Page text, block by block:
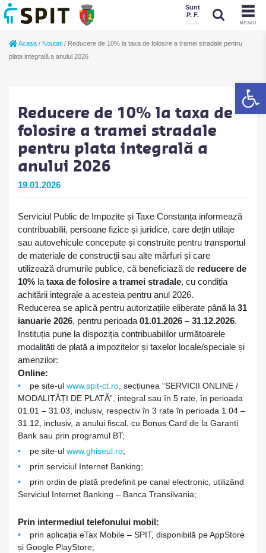
MENIU
Sunt
P. F.
P. J.
Acasa / Noutati / Reducere de 10% la taxa de folosire a tramei stradale pentru
plata integrală a anului 2026
Reducere de 10% la taxa de
folosire a tramei stradale
pentru plata integrală a
anului 2026
19.01.2026
Serviciul Public de Impozite și Taxe Constanța informează
contribuabilii, persoane fizice și juridice, care dețin utilaje
sau autovehicule concepute și construite pentru transportul
de materiale de construcții sau alte mărfuri și care
utilizează drumurile publice, că beneficiază de reducere de
10% la taxa de folosire a tramei stradale, cu condiția
achitării integrale a acesteia pentru anul 2026.
Reducerea se aplică pentru autorizațiile eliberate până la 31
ianuarie 2026, pentru perioada 01.01.2026 – 31.12.2026.
Instituția pune la dispoziția contribuabililor următoarele
modalități de plată a impozitelor și taxelor locale/speciale și
amenzilor:
Online:
pe site-ul www.spit-ct.ro , secțiunea “SERVICII ONLINE /
MODALITĂȚI DE PLATĂ”, integral sau în 5 rate, în perioada
01.01 – 31.03, inclusiv, respectiv în 3 rate în perioada 1.04 –
31.12, inclusiv, a anului fiscal, cu Bonus Card de la Garanti
Bank sau prin programul BT;
pe site-ul www.ghiseul.ro;
prin serviciul Internet Banking;
prin ordin de plată predefinit pe canal electronic, utilizând
Serviciul Internet Banking – Banca Transilvania;
Prin intermediul telefonului mobil:
prin aplicația eTax Mobile – SPIT, disponibilă pe AppStore
și Google PlayStore;